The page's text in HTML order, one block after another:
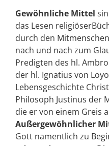
Gewöhnliche Mittel
das Lesen
durch den
nach und nach zum
Predigten des hl.
der hl. Ignatius von
Lebensgeschichte
Philosoph Justinus der
die er von einem Greis
Außergewöhnlicher
Gott namentlich zu